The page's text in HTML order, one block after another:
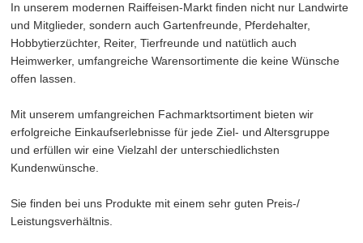
In unserem modernen Raiffeisen-Markt finden nicht nur Landwirte
und Mitglieder, sondern auch Gartenfreunde, Pferdehalter,
Hobbytierzüchter, Reiter, Tierfreunde und natütlich auch
Heimwerker, umfangreiche Warensortimente die keine Wünsche
offen lassen.
Mit unserem umfangreichen Fachmarktsortiment bieten wir
erfolgreiche Einkaufserlebnisse für jede Ziel- und Altersgruppe
und erfüllen wir eine Vielzahl der unterschiedlichsten
Kundenwünsche.
Sie finden bei uns Produkte mit einem sehr guten Preis-/
Leistungsverhältnis.